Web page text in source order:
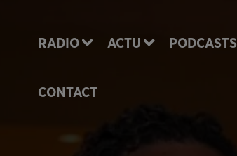
RADIO ACTU PODCASTS
CONTACT